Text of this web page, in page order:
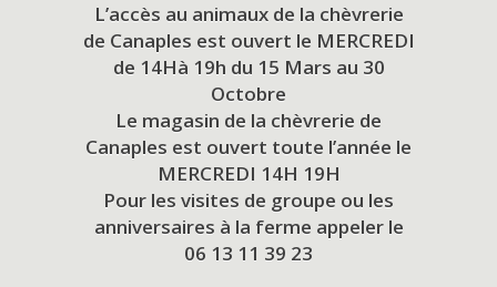
L’accès au animaux de la chèvrerie
de Canaples est ouvert le MERCREDI
de 14Hà 19h du 15 Mars au 30
Octobre
Le magasin de la chèvrerie de
Canaples est ouvert toute l’année le
MERCREDI 14H 19H
Pour les visites de groupe ou les
anniversaires à la ferme appeler le
06 13 11 39 23